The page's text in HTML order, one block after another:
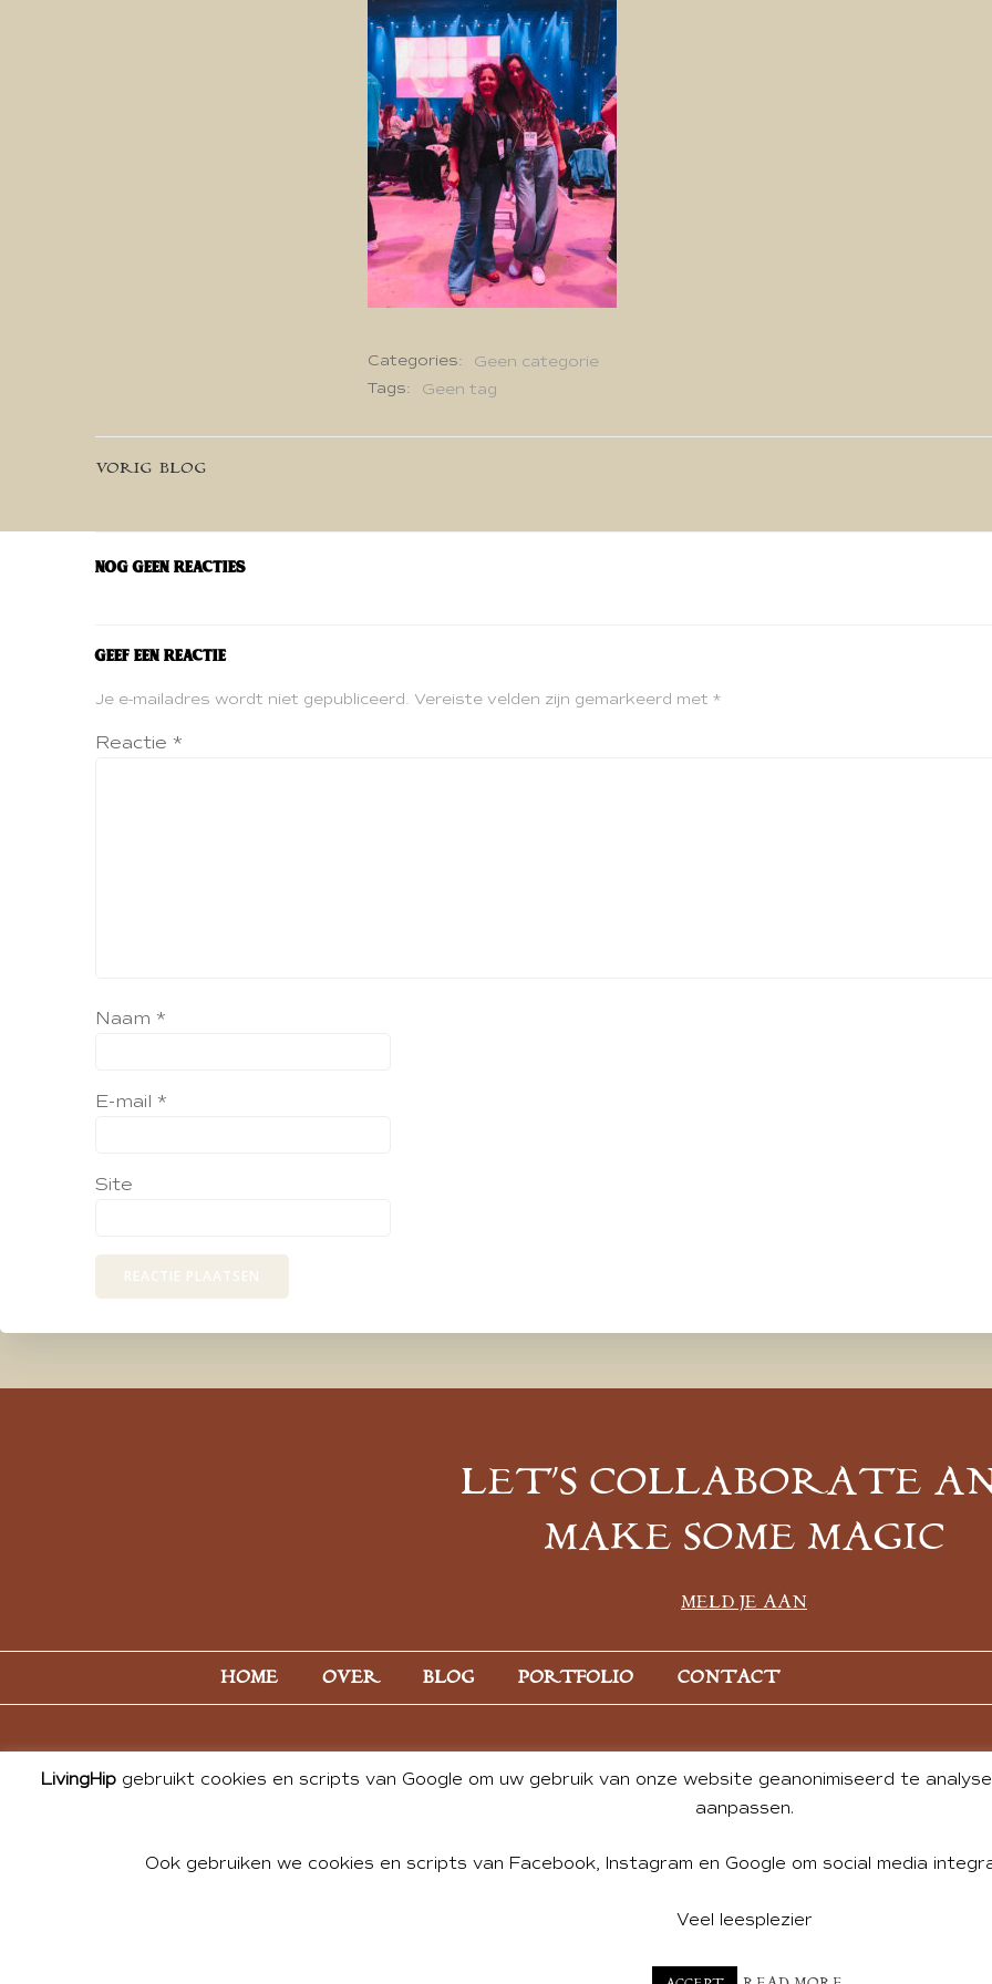
Categories:
Geen categorie
Tags:
Geen tag
Bericht
navigatie
VORIG BLOG
Nog geen reacties
Geef een reactie
Je e-mailadres wordt niet gepubliceerd. Vereiste velden zijn gemarkeerd met *
Reactie *
Naam *
E-mail *
Site
LET’S COLLABORATE
MAKE SOME MAGIC
MELD JE AAN
HOME OVER BLOG PORTFOLIO CONTACT
© 2026 ALL PHOTOS & CONTENT BY ANDREA DE GROOT. WEBSITE DESIGN BY
LivingHip gebruikt cookies en scripts van Google om uw gebruik van onze website geanonimiseerd te
aanpassen.
Ook gebruiken we cookies en scripts van Facebook, Instagram en Google om social media
Veel leesplezier